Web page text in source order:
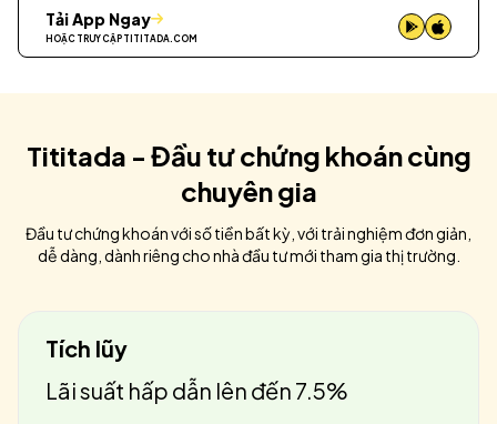
Tải App Ngay
HOẶC TRUY CẬP TITITADA.COM
Tititada - Đầu tư chứng khoán cùng
chuyên gia
Đầu tư chứng khoán với số tiền bất kỳ, với trải nghiệm đơn giản,
dễ dàng, dành riêng cho nhà đầu tư mới tham gia thị trường.
Tích lũy
Lãi suất hấp dẫn lên đến 7.5%